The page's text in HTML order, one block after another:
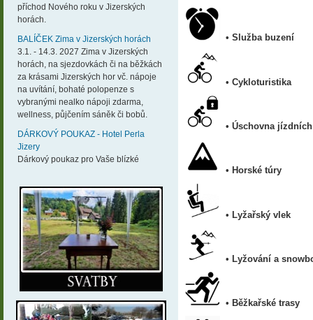
příchod Nového roku v Jizerských
horách.
BALÍČEK Zima v Jizerských horách
3.1. - 14.3. 2027 Zima v Jizerských
horách, na sjezdovkách či na běžkách
za krásami Jizerských hor vč. nápoje
na uvítání, bohaté polopenze s
vybranými nealko nápoji zdarma,
wellness, půjčením sáněk či bobů.
DÁRKOVÝ POUKAZ - Hotel Perla
Jizery
Dárkový poukaz pro Vaše blízké
• Služba buzení
• Cykloturistika
• Úschovna
• Horské túry
• Lyžařský vlek
• Lyžování a
• Běžkařské trasy